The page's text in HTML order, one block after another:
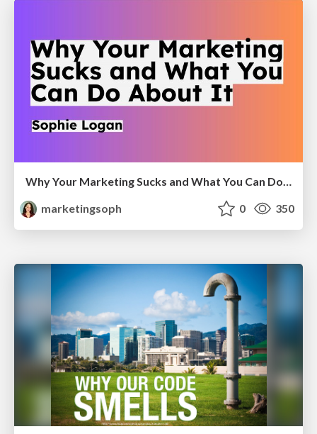
Why Your Marketing Sucks and What You Can Do About It - Sophie Logan
marketingsoph
0 350